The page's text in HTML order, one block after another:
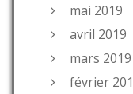
mai 2019
avril 2019
mars 2019
février